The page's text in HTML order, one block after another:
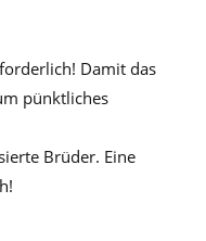
Damit das
pünktliches
Brüder. Eine